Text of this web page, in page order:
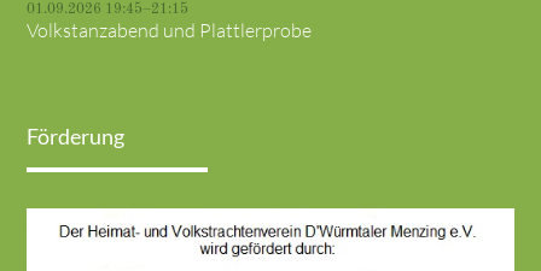
01.09.2026 19:45–21:15
Volkstanzabend und Plattlerprobe
Förderung